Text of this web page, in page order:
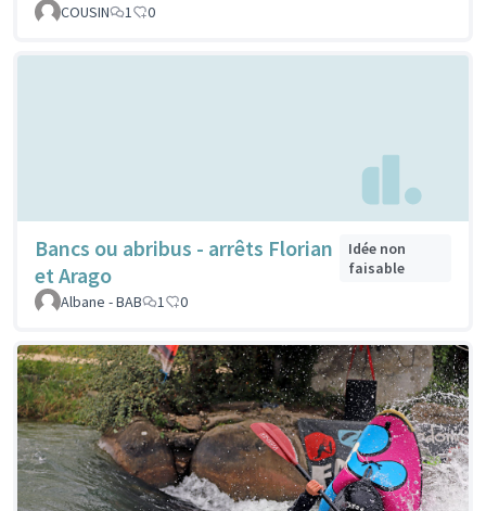
COUSIN
1 0
Bancs ou abribus - arrêts Florian
et Arago
Idée non
faisable
Albane - BAB
1 0